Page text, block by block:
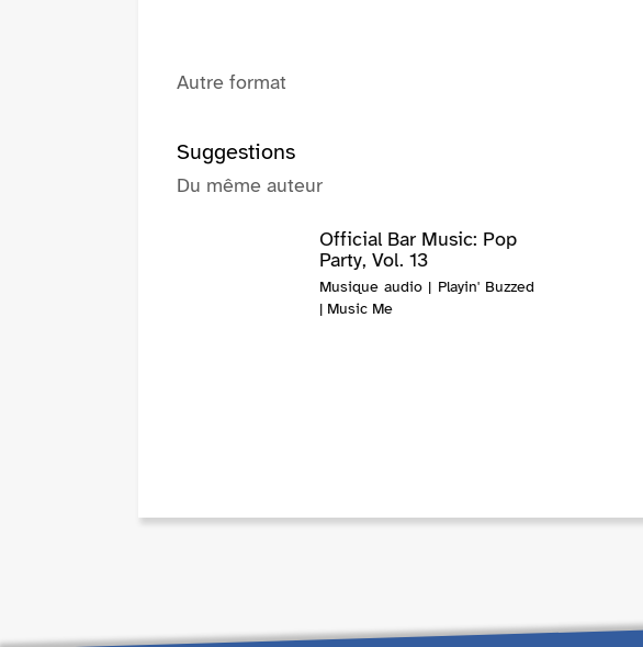
Autre format
Suggestions
Du même auteur
Official Bar Music: Pop
Party, Vol. 13
Musique audio | Playin' Buzzed
| Music Me